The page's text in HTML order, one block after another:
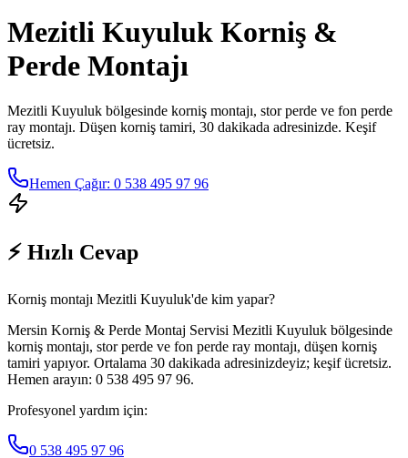
Mezitli Kuyuluk Korniş &
Perde Montajı
Mezitli Kuyuluk bölgesinde korniş montajı, stor perde ve fon perde
ray montajı. Düşen korniş tamiri, 30 dakikada adresinizde. Keşif
ücretsiz.
Hemen Çağır: 0 538 495 97 96
⚡ Hızlı Cevap
Korniş montajı Mezitli Kuyuluk'de kim yapar?
Mersin Korniş & Perde Montaj Servisi Mezitli Kuyuluk bölgesinde
korniş montajı, stor perde ve fon perde ray montajı, düşen korniş
tamiri yapıyor. Ortalama 30 dakikada adresinizdeyiz; keşif ücretsiz.
Hemen arayın: 0 538 495 97 96.
Profesyonel yardım için:
0 538 495 97 96